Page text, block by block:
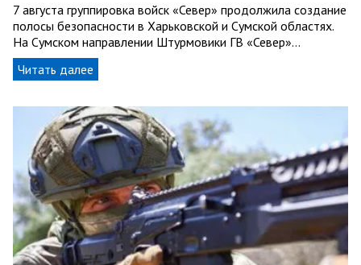
7 августа группировка войск «Север» продолжила создание
полосы безопасности в Харьковской и Сумской областях.
На Сумском направлении Штурмовики ГВ «Север»…
Читать далее